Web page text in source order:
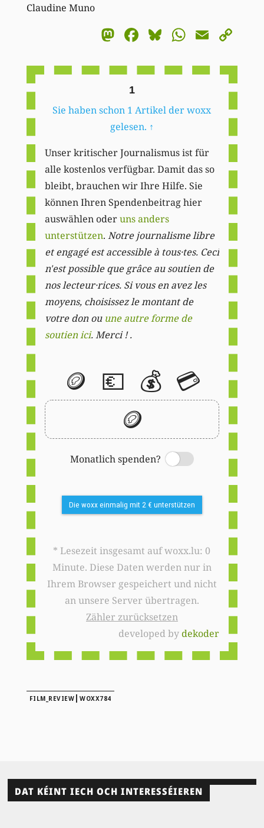
Claudine Muno
Mastodon
Facebook
BlueskyEmail
1
Sie haben schon 1 Artikel der woxx
gelesen. ↑
Unser kritischer Journalismus ist für
alle kostenlos verfügbar. Damit das so
bleibt, brauchen wir Ihre Hilfe. Sie
können Ihren Spendenbeitrag hier
auswählen oderuns anders
unterstützen. Notre journalisme libre
et engagé est accessible à tous·tes. Ceci
n'est possible que grâce au soutien de
nos lecteur·rices. Si vous en avez les
moyens, choisissez le montant de
votre don ou une autre forme de
soutien ici. Merci ! .
🪙 💶 💰 💳
🪙
Monatlich spenden?
Switch
Die woxx einmalig mit 2 € unterstützen
* Lesezeit insgesamt auf woxx.lu: 0
Minute. Diese Daten werden nur in
Ihrem Browser gespeichert und nicht
an unsere Server übertragen.
Zähler zurücksetzen
developed bydekoder
FILM_REVIEW |WOXX784
DAT KÉINT IECH OCH INTERESSÉIEREN